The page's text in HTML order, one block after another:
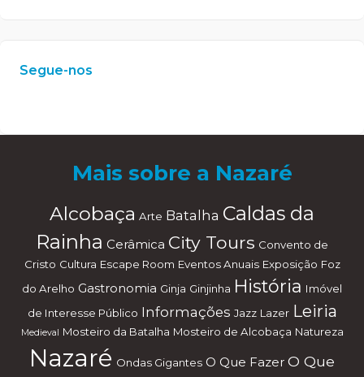
Segue-nos
en
Mais sobre a Nazaré
Alcobaça Arte Batalha Caldas da
Rainha Cerâmica City Tours Convento de
Cristo Cultura Escape Room Eventos Anuais Exposição Foz
do Arelho Gastronomia Ginja Ginjinha História Imóvel
de Interesse Público Informações Jazz Lazer Leiria
Medieval Mosteiro da Batalha Mosteiro de Alcobaça Natureza
Nazaré Ondas Gigantes O Que Fazer O Que